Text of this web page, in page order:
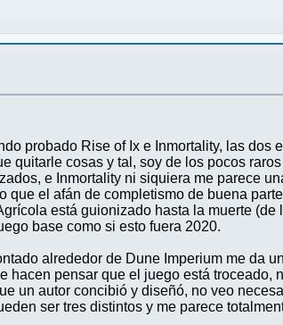
probado Rise of Ix e Inmortality, las dos
quitarle cosas y tal, soy de los pocos
e Inmortality ni siquiera me parece
el afán de completismo de buena
está guionizado hasta la muerte (de
base como si esto fuera 2020.
alrededor de Dune Imperium me da
pensar que el juego está troceado,
un autor concibió y diseñó, no veo
ser tres distintos y me parece